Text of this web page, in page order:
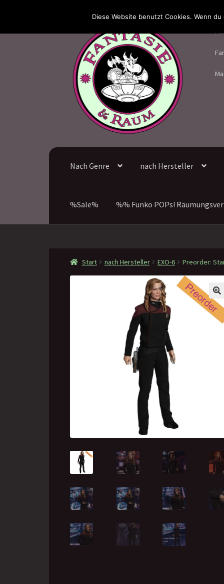
Navigation
springen
Inhalt
springen
Nach Genre nach Hersteller
%Sale% %% Funko POPs!
Start nach Hersteller EXO-6 Preorder:
Diese Website benutzt Cookies. Wenn